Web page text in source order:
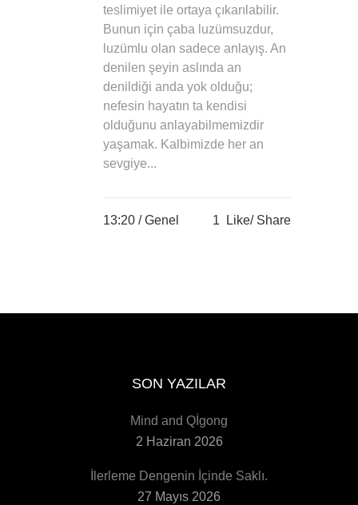
teslimiyet ile ortaya çıkarılabilir.
Bunun için çaba luzümsuzdur,
luzümlu olan sadece anlayış. An
denilen şeyin aslında an
denildiği anda yok olduğu;
nefesin hayatın ta kendisi
olduğunu anlayabilmemizdir
yaşamak. Kalbimizde her an
sevgiye...
13:20 /Genel 1 Like Share
SON YAZILAR
Mind and Qİgong
2 Haziran 2026
İlerleme Dengenin İçinde Saklı.
27 Mayıs 2026